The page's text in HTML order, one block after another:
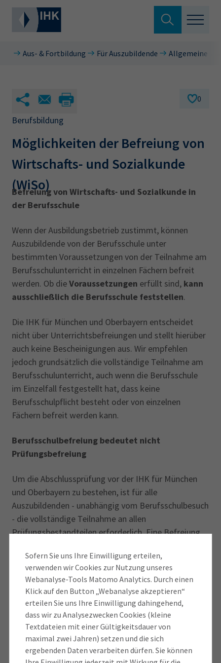
Aus- & Fortbildung
Berufszugang
Ratgeber
Service & Anträge
Über uns
Leichte Sprache
IHK regional
Karriere
EN
IHK Akademie
Magazin Log-in
Suche verlassen
Hier können Sie auch aus den meistgesuchten
Begriffen vorauswählen
34a 34c Ausbildungsvertrag
34d
Prüfungstermine
Wirtschaftsfachwirt
34f
Negativerklärung
Sachkundeprüfung
Berichtsheft
AEVO
34i
Betriebswirt Prüfbericht
Sofern Sie uns Ihre Einwilligung erteilen,
verwenden wir Cookies zur Nutzung unseres
Webanalyse-Tools Matomo Analytics. Durch einen
Klick auf den Button „Webanalyse akzeptieren“
erteilen Sie uns Ihre Einwilligung dahingehend,
dass wir zu Analysezwecken Cookies (kleine
Textdateien mit einer Gültigkeitsdauer von
maximal zwei Jahren) setzen und die sich
ergebenden Daten verarbeiten dürfen. Sie können
Aus- & Fortbildung Für Auszubildende Allgemeine
0
Berufsbildung
Möglichkeiten der Befreiung von
Wirtschafts- und Sozialkunde
(WiSo)
Befreiung von Wirtschafts- und Sozialkunde in
der Berufsschule
Wenn der Ausbildungsbetrieb zustimmt, können
Auszubildende von der Berufsschule unter
bestimmten Voraussetzungen von der Teilnahme am
Berufsschulunterricht in einzelnen Fächern befreit
werden. Ob dieVoraussetzungen erfüllt sind, kann
ausschließlich die Berufsschule feststellen.
Die IHK für München und Oberbayern entscheidet
nicht über Unterrichtsbefreiungen und stellt hierüber
auch keine Bescheinigungen aus. Wir empfehlen
jedoch grundsätzlich die vollständige Teilnahme am
Berufsschulunterricht, auch wenn die Berufsschule
im Einzelfall festgestellt hat, dass keine
Berufsschulpflicht besteht oder von einzelnen
Fächern befreit werden kann.
Berufsschulbefreiung bedeutet nicht
Prüfungsbefreiung
Um die Abschlussprüfung vor der IHK für München
und Oberbayern zu bestehen, ist für alle
Auszubildenden - unabhängig vom Berufsschulbesuch
- die vollständige Teilnahme an allen
Prüfungsbestandteilen erforderlich. Eine Befreiung
Auszubildenden nicht möglich. Das bedeutet, dass
Auszubildende die Wirtschafts- und
Sozialkundeprüfung auch dann abzulegen haben,
wenn sie von der Berufsschule von diesem Fach
befreit wurden. Auch bei einer Zweitausbildung ist
die Prüfung vollständig abzulegen.
Ausnahmen nur bei Umschulungen möglich